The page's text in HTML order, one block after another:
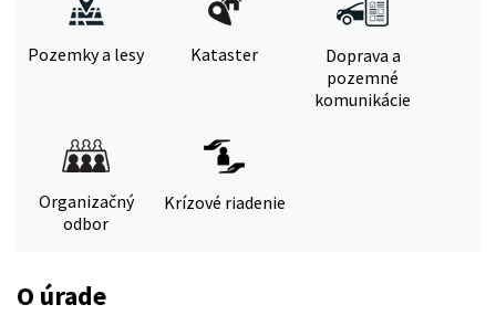
Pozemky a lesy Kataster
Doprava a
pozemné
komunikácie
Organizačný
odbor
Krízové riadenie
O úrade